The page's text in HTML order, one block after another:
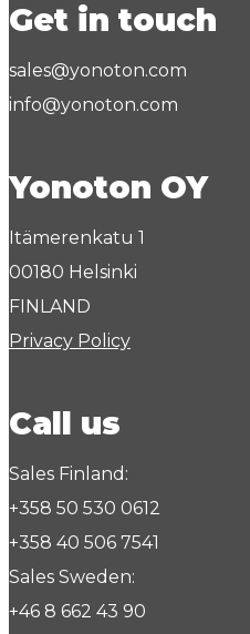
Get in touch
sales@yonoton.com
info@yonoton.com
Yonoton OY
Itämerenkatu 1
00180 Helsinki
FINLAND
Privacy Policy
Call us
Sales Finland:
+358 50 530 0612
+358 40 506 7541
Sales Sweden:
+46 8 662 43 90